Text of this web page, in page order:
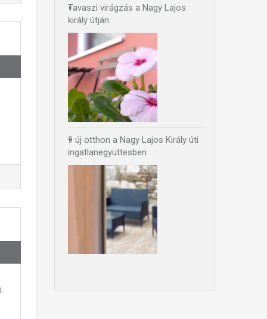
Tavaszi virágzás a Nagy Lajos
király útján
9 új otthon a Nagy Lajos Király úti
ingatlanegyüttesben